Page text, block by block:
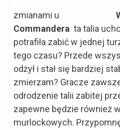
zmianami u
Commandera ta talia
potrafiła zabić w jednej
tego czasu? Przede
odżył i stał się bardziej
zmierzam? Gracze
odrodzenie talii zabitej
zapewne będzie również
murlockowych.